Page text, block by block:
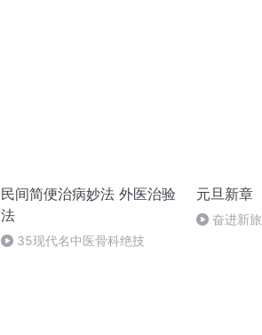
民间简便治病妙法 外医治验
法
35现代名中医骨科绝技
元旦新章
奋进新旅